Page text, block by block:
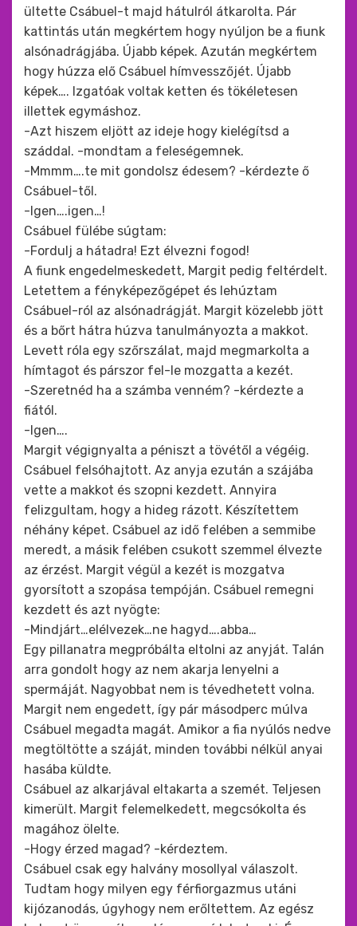
ültette Csábuel-t majd hátulról átkarolta. Pár
kattintás után megkértem hogy nyúljon be a fiunk
alsónadrágjába. Újabb képek. Azután megkértem
hogy húzza elő Csábuel hímvesszőjét. Újabb
képek…. Izgatóak voltak ketten és tökéletesen
illettek egymáshoz.
-Azt hiszem eljött az ideje hogy kielégítsd a
száddal. -mondtam a feleségemnek.
-Mmmm….te mit gondolsz édesem? -kérdezte ő
Csábuel-től.
-Igen….igen…!
Csábuel fülébe súgtam:
-Fordulj a hátadra! Ezt élvezni fogod!
A fiunk engedelmeskedett, Margit pedig feltérdelt.
Letettem a fényképezőgépet és lehúztam
Csábuel-ról az alsónadrágját. Margit közelebb jött
és a bőrt hátra húzva tanulmányozta a makkot.
Levett róla egy szőrszálat, majd megmarkolta a
hímtagot és párszor fel-le mozgatta a kezét.
-Szeretnéd ha a számba venném? -kérdezte a
fiától.
-Igen….
Margit végignyalta a péniszt a tövétől a végéig.
Csábuel felsóhajtott. Az anyja ezután a szájába
vette a makkot és szopni kezdett. Annyira
felizgultam, hogy a hideg rázott. Készítettem
néhány képet. Csábuel az idő felében a semmibe
meredt, a másik felében csukott szemmel élvezte
az érzést. Margit végül a kezét is mozgatva
gyorsított a szopása tempóján. Csábuel remegni
kezdett és azt nyögte:
-Mindjárt…elélvezek…ne hagyd….abba…
Egy pillanatra megpróbálta eltolni az anyját. Talán
arra gondolt hogy az nem akarja lenyelni a
spermáját. Nagyobbat nem is tévedhetett volna.
Margit nem engedett, így pár másodperc múlva
Csábuel megadta magát. Amikor a fia nyúlós nedve
megtöltötte a száját, minden további nélkül anyai
hasába küldte.
Csábuel az alkarjával eltakarta a szemét. Teljesen
kimerült. Margit felemelkedett, megcsókolta és
magához ölelte.
-Hogy érzed magad? -kérdeztem.
Csábuel csak egy halvány mosollyal válaszolt.
Tudtam hogy milyen egy férfiorgazmus utáni
kijózanodás, úgyhogy nem erőltettem. Az egész